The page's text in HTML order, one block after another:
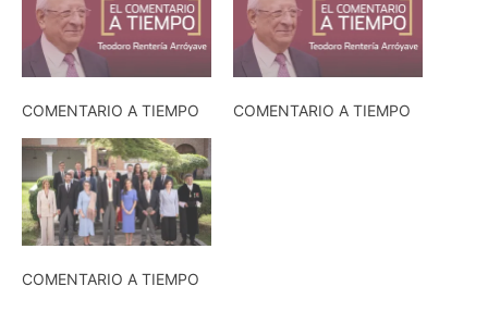
COMENTARIO A TIEMPO COMENTARIO A TIEMPO
COMENTARIO A TIEMPO